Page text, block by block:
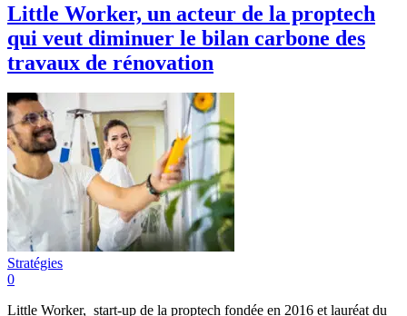
Little Worker, un acteur de la proptech
qui veut diminuer le bilan carbone des
travaux de rénovation
Stratégies
0
Little Worker, start-up de la proptech fondée en 2016 et lauréat du